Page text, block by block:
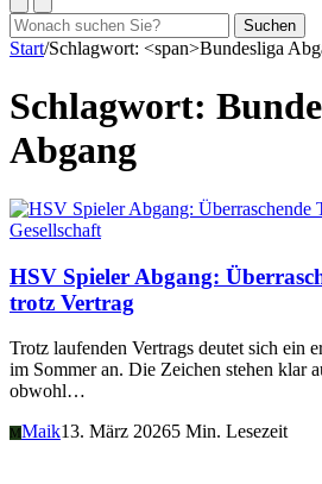
Suchen
nach:
Suchen
Start/Schlagwort: <span>Bundesliga
Schlagwort:
Abgang
Gesellschaft
HSV Spieler Abgang:
trotz Vertrag
Trotz laufenden Vertrags deutet sich ein
im Sommer an. Die Zeichen stehen klar
obwohl…
M Maik13. März 20265 Min. Lesezeit